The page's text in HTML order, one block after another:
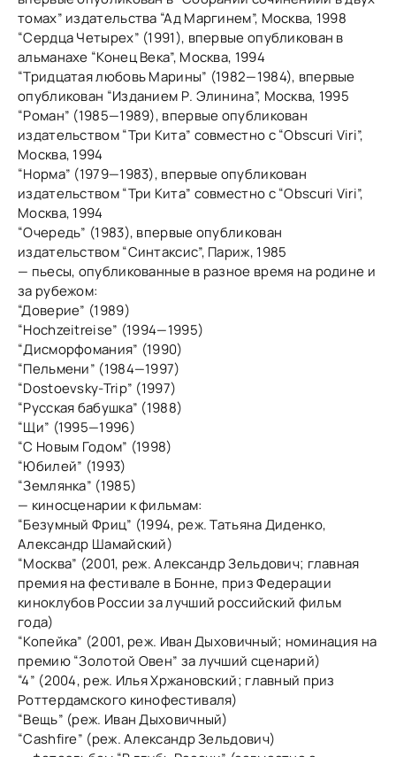
томах” издательства “Ад Маргинем”, Москва, 1998
“Сердца Четырех” (1991), впервые опубликован в
альманахе “Конец Века”, Москва, 1994
“Тридцатая любовь Марины” (1982—1984), впервые
опубликован “Изданием Р. Элинина”, Москва, 1995
“Роман” (1985—1989), впервые опубликован
издательством “Три Кита” совместно с “Obscuri Viri”,
Москва, 1994
“Норма” (1979—1983), впервые опубликован
издательством “Три Кита” совместно с “Obscuri Viri”,
Москва, 1994
“Очередь” (1983), впервые опубликован
издательством “Синтаксис”, Париж, 1985
— пьесы, опубликованные в разное время на родине и
за рубежом:
“Доверие” (1989)
“Hochzeitreise” (1994—1995)
“Дисморфомания” (1990)
“Пельмени” (1984—1997)
“Dostoevsky-Trip” (1997)
“Русская бабушка” (1988)
“Щи” (1995—1996)
“С Новым Годом” (1998)
“Юбилей” (1993)
“Землянка” (1985)
— киносценарии к фильмам:
“Безумный Фриц” (1994, реж. Татьяна Диденко,
Александр Шамайский)
“Москва” (2001, реж. Александр Зельдович; главная
премия на фестивале в Бонне, приз Федерации
киноклубов России за лучший российский фильм
года)
“Копейка” (2001, реж. Иван Дыховичный; номинация на
премию “Золотой Овен” за лучший сценарий)
“4” (2004, реж. Илья Хржановский; главный приз
Роттердамского кинофестиваля)
“Вещь” (реж. Иван Дыховичный)
“Cashfire” (реж. Александр Зельдович)